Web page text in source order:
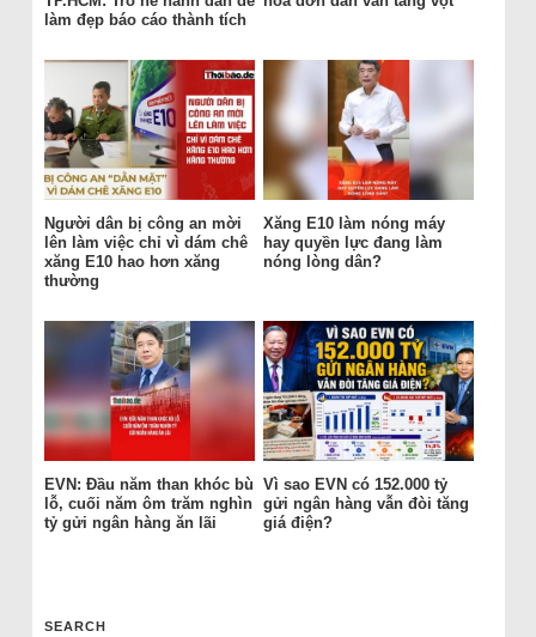
làm đẹp báo cáo thành tích
Người dân bị công an mời
lên làm việc chỉ vì dám chê
xăng E10 hao hơn xăng
thường
Xăng E10 làm nóng máy
hay quyền lực đang làm
nóng lòng dân?
EVN: Đầu năm than khóc bù
lỗ, cuối năm ôm trăm nghìn
tỷ gửi ngân hàng ăn lãi
Vì sao EVN có 152.000 tỷ
gửi ngân hàng vẫn đòi tăng
giá điện?
SEARCH